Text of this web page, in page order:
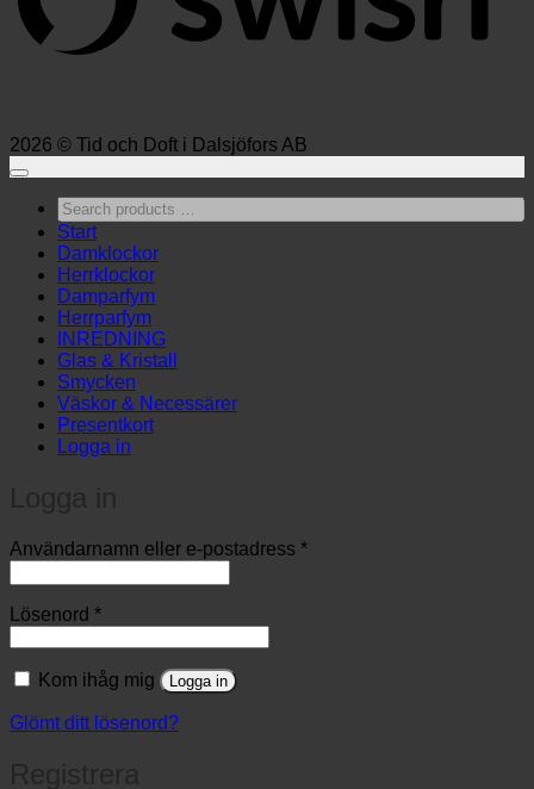
2026 © Tid och Doft i Dalsjöfors AB
Search
products
…
Start
Damklockor
Herrklockor
Damparfym
Herrparfym
INREDNING
Glas & Kristall
Smycken
Väskor & Necessärer
Presentkort
Logga in
Användarnamn eller e-postadress *Obligatoriskt
Lösenord *Obligatoriskt
Kom ihåg mig Logga in
Glömt ditt lösenord?